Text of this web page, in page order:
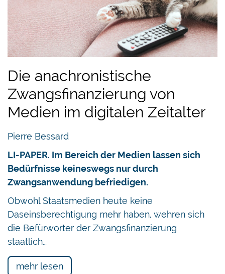
Die anachronistische
Zwangsfinanzierung von
Medien im digitalen Zeitalter
Pierre Bessard
LI-PAPER. Im Bereich der Medien lassen sich
Bedürfnisse keineswegs nur durch
Zwangsanwendung befriedigen.
Obwohl Staatsmedien heute keine
Daseinsberechtigung mehr haben, wehren sich
die Befürworter der Zwangsfinanzierung
staatlich…
mehr lesen